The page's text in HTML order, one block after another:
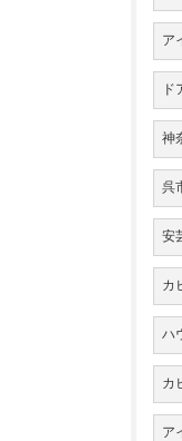
ア
ド
神
呉
安
カ
ハ
カ
ア